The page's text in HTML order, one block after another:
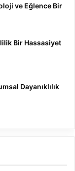
ve Eğlence Bir
Bir Hassasiyet
Dayanıklılık